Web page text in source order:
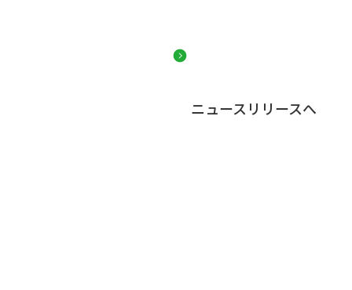
ニュースリリースへ